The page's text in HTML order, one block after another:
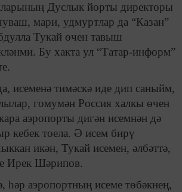
Дуслык йорты директоры
мари, удмуртлар да “Казан”
Тукай өчен тавыш
Бу хакта ул “Татар-информ”
исеменә тимәскә иде дип саныйм,
гомумән Россия халкы өчен
аэропорты дигән исемнән дә
кебек тоела. Ә исем бирү
икән, Тукай исемен, әлбәттә,
Ирек Шәрипов.
һәр аэропортның исеме төбәкнең,